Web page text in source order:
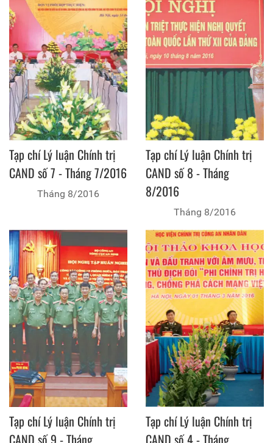
Tạp chí Lý luận Chính trị
CAND số 7 - Tháng 7/2016
Tháng 8/2016
Tạp chí Lý luận Chính trị
CAND số 8 - Tháng
8/2016
Tháng 8/2016
Tạp chí Lý luận Chính trị
CAND số 9 - Tháng
Tạp chí Lý luận Chính trị
CAND số 4 - Tháng